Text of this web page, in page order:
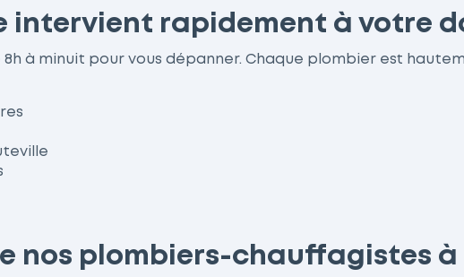
intervient rapidement à votre
à minuit pour vous dépanner. Chaque plombier est
nos plombiers-chauffagistes à